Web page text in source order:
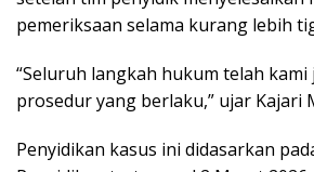
pemeriksaan selama kurang lebih
“Seluruh langkah hukum telah kami
prosedur yang berlaku,” ujar Kajari
Penyidikan kasus ini didasarkan